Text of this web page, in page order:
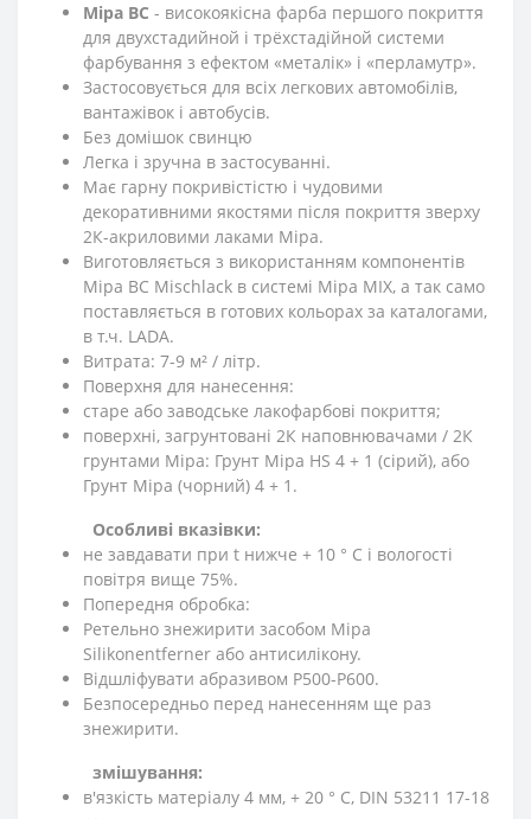
Mipa BC - високоякісна фарба першого покриття
для двухстадийной і трёхстадійной системи
фарбування з ефектом «металік» і «перламутр».
Застосовується для всіх легкових автомобілів,
вантажівок і автобусів.
Без домішок свинцю
Легка і зручна в застосуванні.
Має гарну покривістістю і чудовими
декоративними якостями після покриття зверху
2К-акриловими лаками Mipa.
Виготовляється з використанням компонентів
Mipa BC Mischlack в системі Mipa MIX, а так само
поставляється в готових кольорах за каталогами,
в т.ч. LADA.
Витрата: 7-9 м² / літр.
Поверхня для нанесення:
старе або заводське лакофарбові покриття;
поверхні, загрунтовані 2К наповнювачами / 2К
грунтами Mipa: Грунт Mipa HS 4 + 1 (сірий), або
Грунт Mipa (чорний) 4 + 1.
Особливі вказівки:
не завдавати при t нижче + 10 ° С і вологості
повітря вище 75%.
Попередня обробка:
Ретельно знежирити засобом Mipa
Silikonentferner або антисилікону.
Відшліфувати абразивом Р500-Р600.
Безпосередньо перед нанесенням ще раз
знежирити.
змішування:
в'язкість матеріалу 4 мм, + 20 ° С, DIN 53211 17-18